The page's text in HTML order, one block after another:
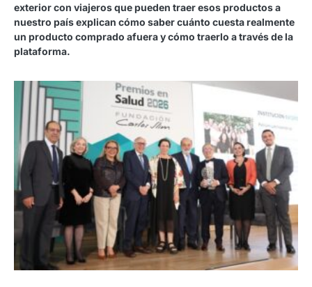
exterior con viajeros que pueden traer esos productos a
nuestro país explican cómo saber cuánto cuesta realmente
un producto comprado afuera y cómo traerlo a través de la
plataforma.